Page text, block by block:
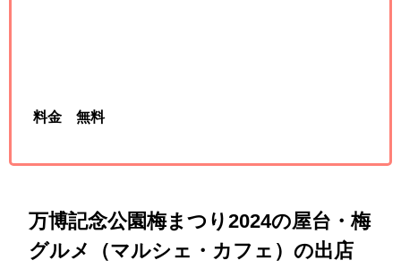
料金 無料
万博記念公園梅まつり2024の屋台・梅
グルメ（マルシェ・カフェ）の出店